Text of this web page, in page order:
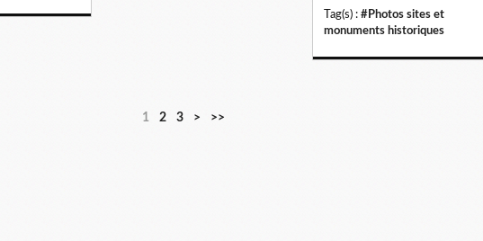
Tag(s) : #Photos sites et
monuments historiques
1 2 3 > >>